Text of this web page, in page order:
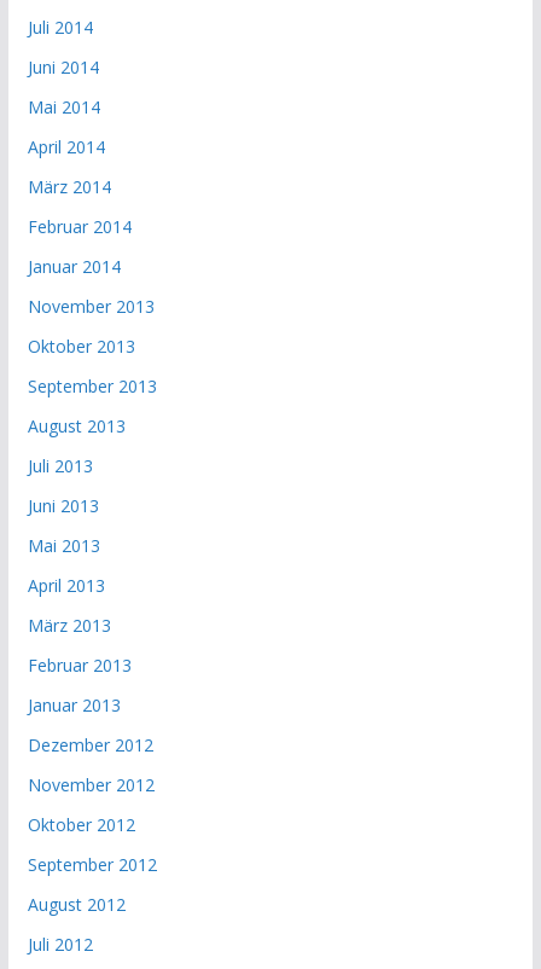
Juli 2014
Juni 2014
Mai 2014
April 2014
März 2014
Februar 2014
Januar 2014
November 2013
Oktober 2013
September 2013
August 2013
Juli 2013
Juni 2013
Mai 2013
April 2013
März 2013
Februar 2013
Januar 2013
Dezember 2012
November 2012
Oktober 2012
September 2012
August 2012
Juli 2012